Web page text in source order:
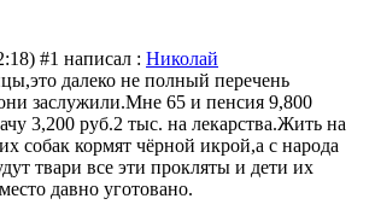
#1 написал : Николай
далеко не полный перечень
заслужили.Мне 65 и пенсия 9,800
3,200 руб.2 тыс. на лекарства.Жить на
собак кормят чёрной икрой,а с народа
твари все эти прокляты и дети их
давно уготовано.